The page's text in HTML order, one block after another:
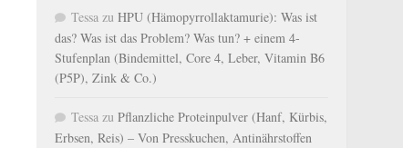
Tessa zu HPU (Hämopyrrollaktamurie): Was ist
das? Was ist das Problem? Was tun? + einem 4-
Stufenplan (Bindemittel, Core 4, Leber, Vitamin B6
(P5P), Zink & Co.)
Tessa zu Pflanzliche Proteinpulver (Hanf, Kürbis,
Erbsen, Reis) – Von Presskuchen, Antinährstoffen